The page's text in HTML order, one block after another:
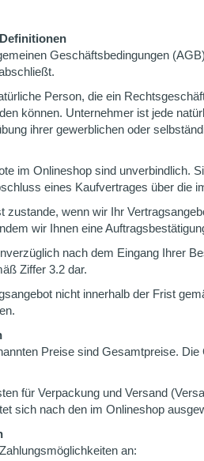
Geschäftsbedingungen
Person, die ein
können. Unternehmer ist jede
ihrer gewerblichen oder
im Onlineshop sind unverbindlich.
eines Kaufvertrages über die
zustande, wenn wir Ihr
wir Ihnen eine
nach dem Eingang Ihrer
Ziffer 3.2 dar.
nicht innerhalb der Frist
Preise sind Gesamtpreise.
für Verpackung und Versand
sich nach den im Onlineshop
an: